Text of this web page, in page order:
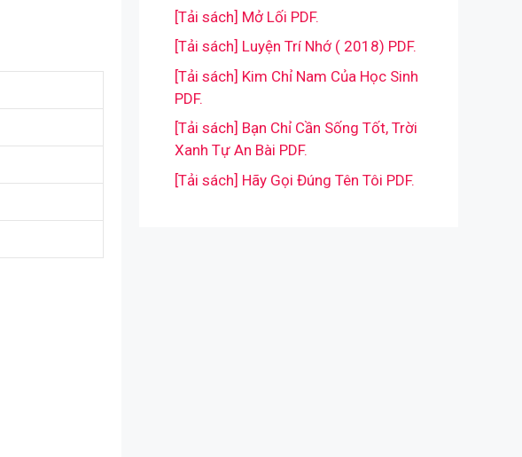
[Tải sách] Mở Lối PDF.
[Tải sách] Luyện Trí Nhớ ( 2018) PDF.
[Tải sách] Kim Chỉ Nam Của Học Sinh
PDF.
[Tải sách] Bạn Chỉ Cần Sống Tốt, Trời
Xanh Tự An Bài PDF.
[Tải sách] Hãy Gọi Đúng Tên Tôi PDF.